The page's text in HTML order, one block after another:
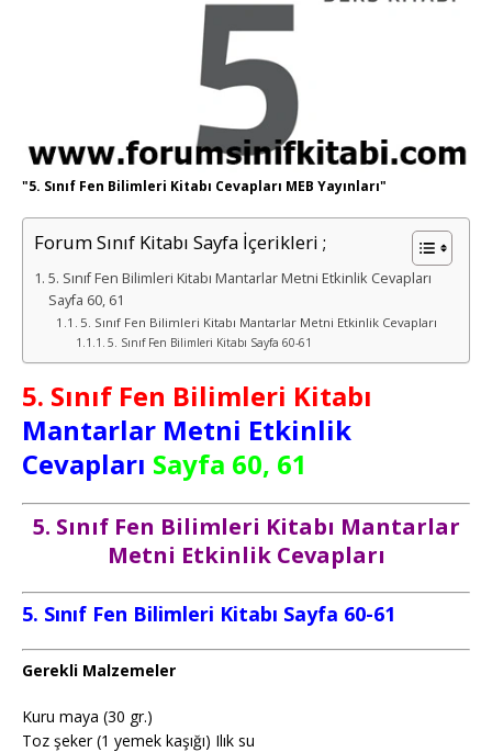
"5. Sınıf Fen Bilimleri Kitabı Cevapları MEB Yayınları"
Forum Sınıf Kitabı Sayfa İçerikleri ;
5. Sınıf Fen Bilimleri Kitabı Mantarlar Metni Etkinlik Cevapları
Sayfa 60, 61
5. Sınıf Fen Bilimleri Kitabı Mantarlar Metni Etkinlik Cevapları
5. Sınıf Fen Bilimleri Kitabı Sayfa 60-61
5. Sınıf Fen Bilimleri Kitabı
Mantarlar Metni Etkinlik
Cevapları Sayfa 60, 61
5. Sınıf Fen Bilimleri Kitabı Mantarlar
Metni Etkinlik Cevapları
5. Sınıf Fen Bilimleri Kitabı Sayfa 60-61
Gerekli Malzemeler
Kuru maya (30 gr.)
Toz şeker (1 yemek kaşığı) Ilık su